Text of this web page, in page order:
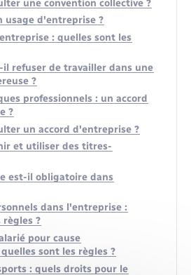
une convention collective ?
usage d'entreprise ?
: quelles sont les
il refuser de travailler dans une
?
professionnels : un accord
?
un accord d'entreprise ?
et utiliser des titres-
est-il obligatoire dans
dans l'entreprise :
règles ?
pour cause
sont les règles ?
: quels droits pour le